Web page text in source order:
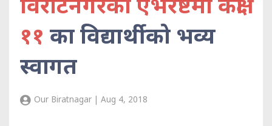
११ का विद्यार्थीको भव्य
स्वागत
Our Biratnagar | Aug 4, 2018